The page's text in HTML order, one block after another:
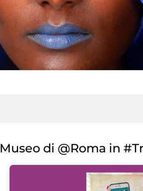
Museo di @Roma in